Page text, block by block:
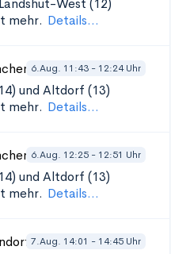
West (12)
mehr. Details...
6.Aug. 11:43 - 12:24 Uhr
und Altdorf (13)
mehr. Details...
6.Aug. 12:25 - 12:51 Uhr
und Altdorf (13)
mehr. Details...
7.Aug. 14:01 - 14:45 Uhr